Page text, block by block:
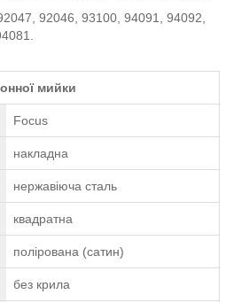
92046, 93100, 94091, 94092,
мийки
Focus
накладна
нержавіюча сталь
квадратна
полірована (сатин)
без крила